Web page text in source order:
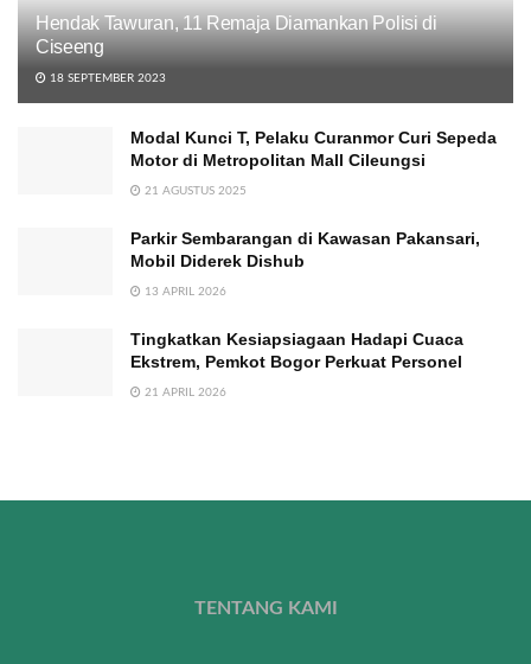
Hendak Tawuran, 11 Remaja Diamankan Polisi di
Ciseeng
18 SEPTEMBER 2023
Modal Kunci T, Pelaku Curanmor Curi Sepeda
Motor di Metropolitan Mall Cileungsi
21 AGUSTUS 2025
Parkir Sembarangan di Kawasan Pakansari,
Mobil Diderek Dishub
13 APRIL 2026
Tingkatkan Kesiapsiagaan Hadapi Cuaca
Ekstrem, Pemkot Bogor Perkuat Personel
21 APRIL 2026
TENTANG KAMI